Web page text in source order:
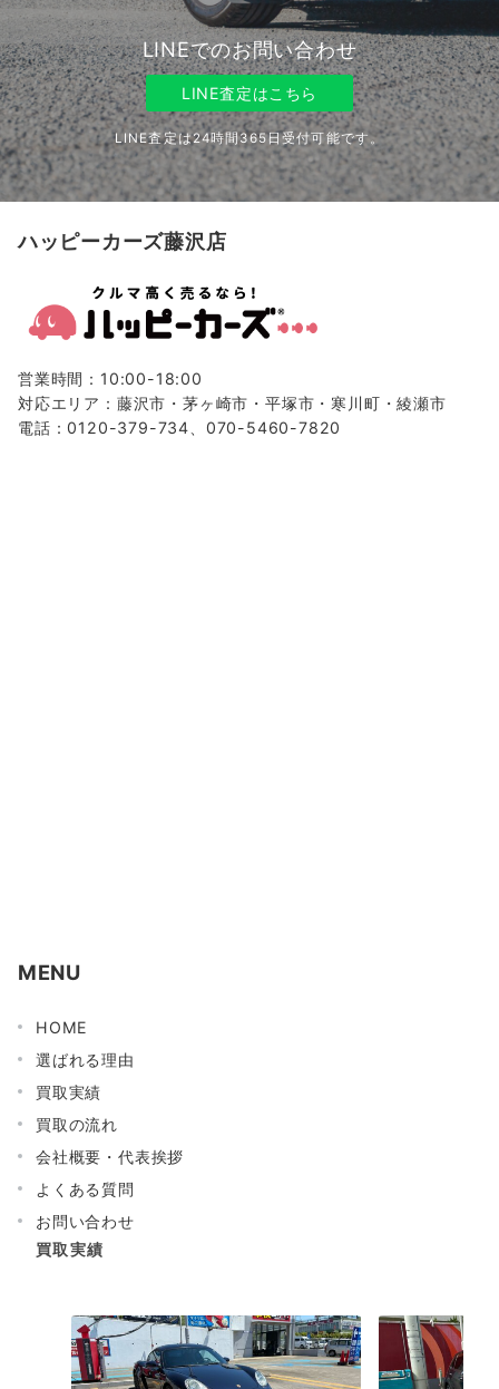
LINEでのお問い合わせ
LINE査定はこちら
LINE査定は24時間365日受付可能です。
ハッピーカーズ藤沢店
営業時間：10:00-18:00
対応エリア：藤沢市・茅ヶ崎市・平塚市・寒川町・綾瀬市
電話：0120-379-734、070-5460-7820
MENU
HOME
選ばれる理由
買取実績
買取の流れ
会社概要・代表挨拶
よくある質問
お問い合わせ
買取実績